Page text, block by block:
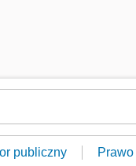
publiczny Prawo